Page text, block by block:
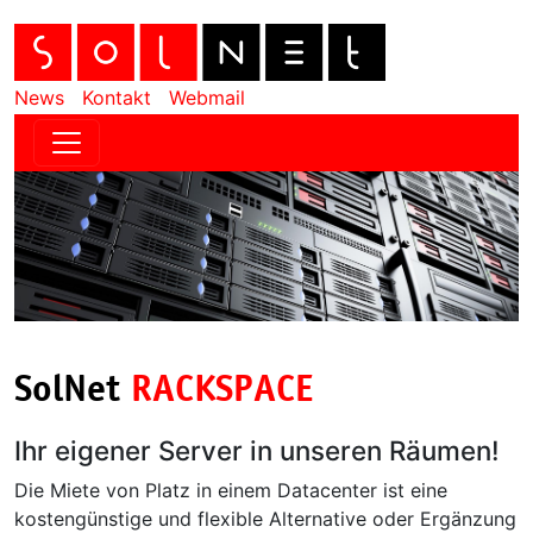
News Kontakt Webmail
SolNet RACKSPACE
Ihr eigener Server in unseren Räumen!
Die Miete von Platz in einem Datacenter ist eine
kostengünstige und flexible Alternative oder Ergänzung